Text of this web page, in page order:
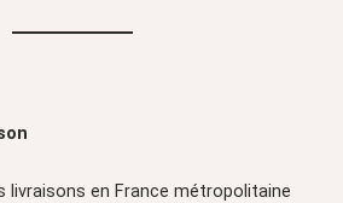
livraisons en France métropolitaine